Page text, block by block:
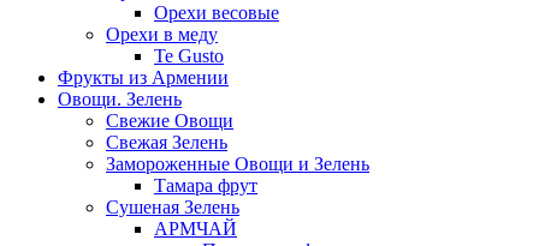
Орехи весовые
Орехи в меду
Te Gusto
Фрукты из Армении
Овощи. Зелень
Свежие Овощи
Свежая Зелень
Замороженные Овощи и Зелень
Тамара фрут
Сушеная Зелень
АРМЧАЙ